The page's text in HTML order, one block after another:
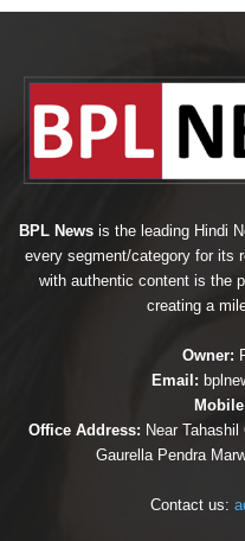
BPL Newsis the leading Hindi
every segment/category for its
with authentic content is the
creating a
Owner:
Email:
Office Address: Near
Gaurella Pendra
Contact us: